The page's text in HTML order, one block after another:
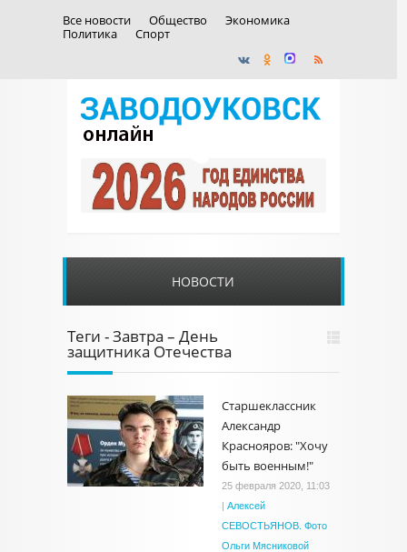
Все новости Общество
Экономика
Политика
Спорт
НОВОСТИ
Теги - Завтра – День
защитника Отечества
Старшеклассник
Александр
Краснояров: "Хочу
быть военным!"
25 февраля 2020, 11:03
| Алексей
СЕВОСТЬЯНОВ. Фото
Ольги Мясниковой